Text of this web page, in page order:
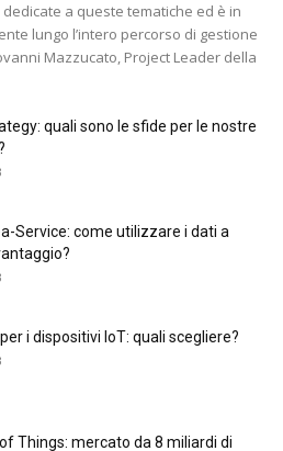
a queste tematiche ed è in
lungo l’intero percorso di gestione
Mazzucato, Project Leader della
quali sono le sfide per le nostre
Service: come utilizzare i dati a
i dispositivi IoT: quali scegliere?
Things: mercato da 8 miliardi di